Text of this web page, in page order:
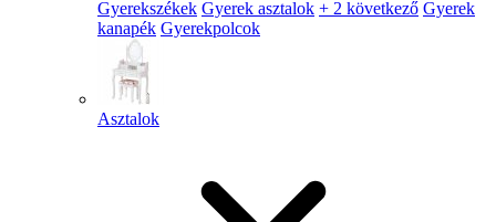
Gyerekszékek Gyerek asztalok + 2 következő Gyerek
kanapék Gyerekpolcok
Asztalok